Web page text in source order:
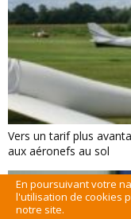
En poursuivant votre
l'utilisation de cookies
notre site.
Vers un tarif plus
aux aéronefs au sol